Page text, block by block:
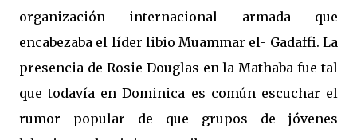
organización internacional armada que
encabezaba el líder libio Muammar el- Gadaffi. La
presencia de Rosie Douglas en la Mathaba fue tal
que todavía en Dominica es común escuchar el
rumor popular de que grupos de jóvenes